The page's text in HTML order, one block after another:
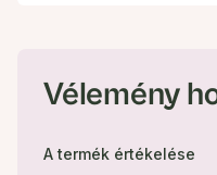
Vélemény
A termék értékelése